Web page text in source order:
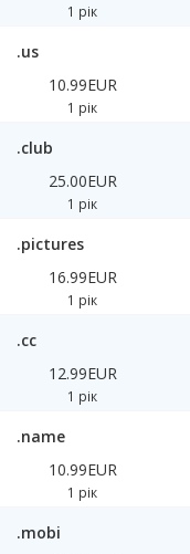
1 рік
.us
10.99EUR
1 рік
.club
25.00EUR
1 рік
.pictures
16.99EUR
1 рік
.cc
12.99EUR
1 рік
.name
10.99EUR
1 рік
.mobi